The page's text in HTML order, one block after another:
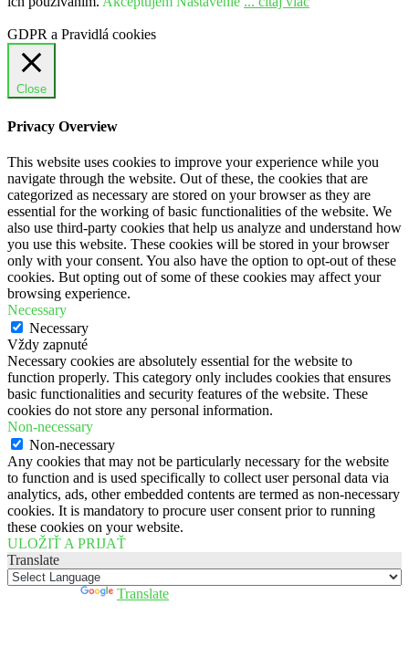
GDPR a Pravidlá cookies
Close
Privacy Overview
This website uses cookies to improve your experience while you
navigate through the website. Out of these, the cookies that are
categorized as necessary are stored on your browser as they are
essential for the working of basic functionalities of the website. We
also use third-party cookies that help us analyze and understand how
you use this website. These cookies will be stored in your browser
only with your consent. You also have the option to opt-out of these
cookies. But opting out of some of these cookies may affect your
browsing experience.
Necessary
Necessary
Vždy zapnuté
Necessary cookies are absolutely essential for the website to
function properly. This category only includes cookies that ensures
basic functionalities and security features of the website. These
cookies do not store any personal information.
Non-necessary
Non-necessary
Any cookies that may not be particularly necessary for the website
to function and is used specifically to collect user personal data via
analytics, ads, other embedded contents are termed as non-necessary
cookies. It is mandatory to procure user consent prior to running
these cookies on your website.
ULOŽIŤ A PRIJAŤ
Translate
Translate